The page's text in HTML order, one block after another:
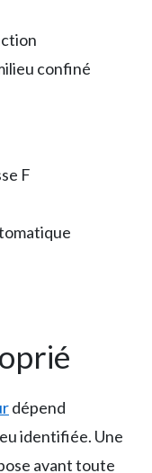
confiné
F
dépend
identifiée. Une
avant toute